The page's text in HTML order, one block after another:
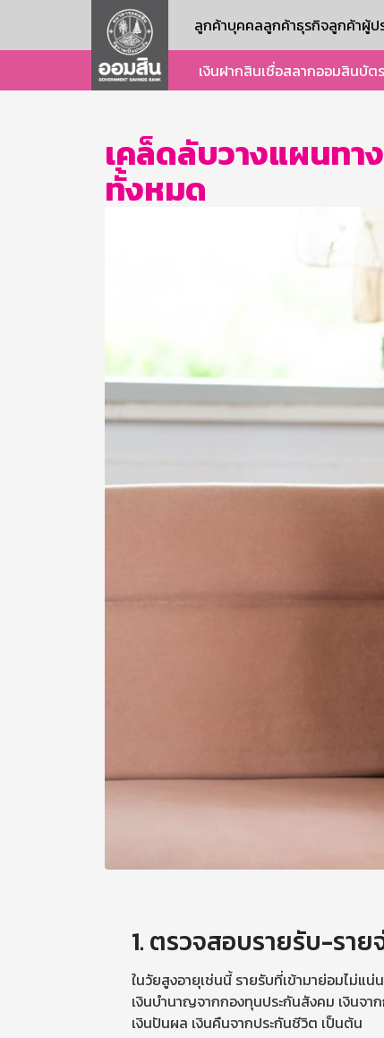
ลูกค้าบุคคลลูกค้าธุรกิจลูกค้าผู้ป
เงินฝากสินเชื่อสลากออมสินบัตร
เคล็ดลับวางแผนทา
ทั้งหมด
1. ตรวจสอบรายรับ-รา
ในวัยสูงอายุเช่นนี้ รายรับที่เข้ามาย่อมไม่แ
เงินบำนาญจากกองทุนประกันสังคม เงินจา
เงินปันผล เงินคืนจากประกันชีวิต เป็นต้น